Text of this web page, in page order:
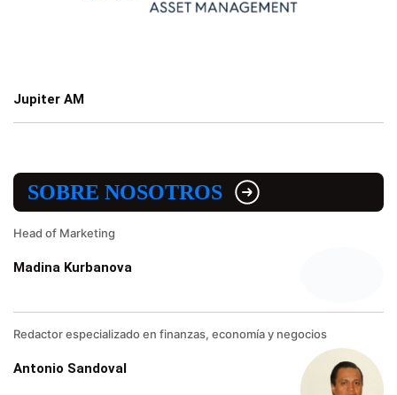
Jupiter AM
SOBRE NOSOTROS
Head of Marketing
Madina Kurbanova
Redactor especializado en finanzas, economía y negocios
Antonio Sandoval